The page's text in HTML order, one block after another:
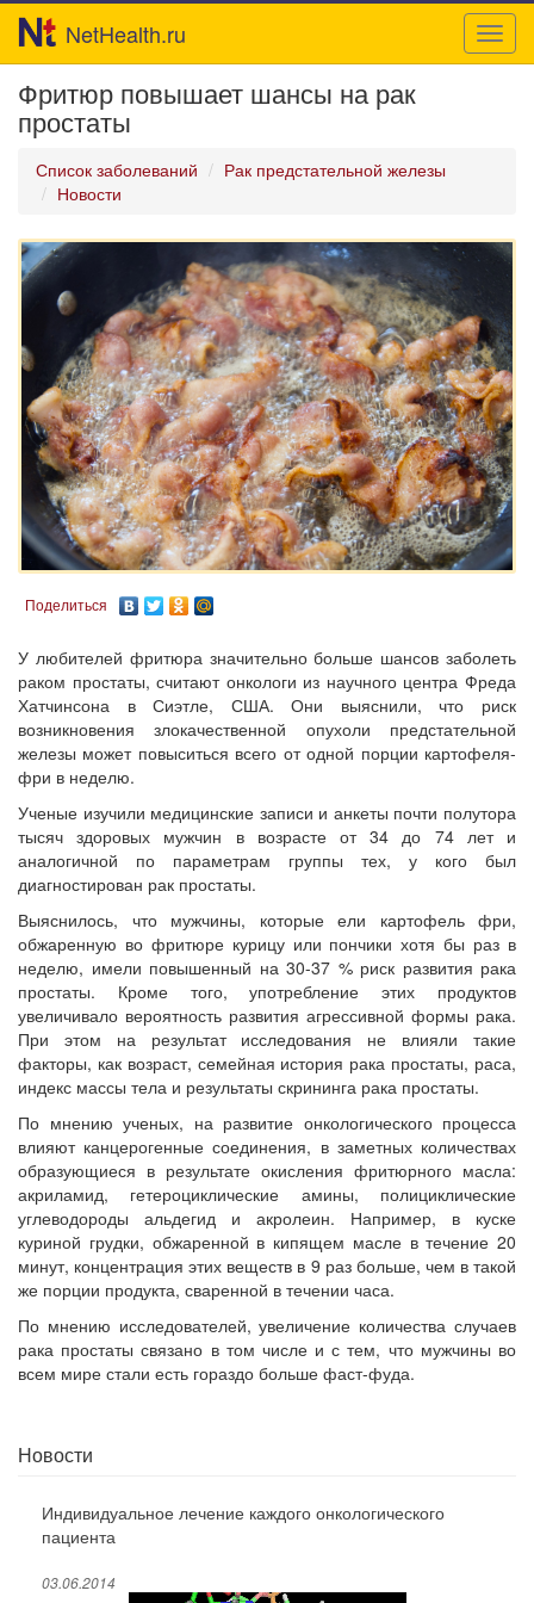
NetHealth.ru
Фритюр повышает шансы на рак
простаты
Список заболеваний
Рак предстательной железы
Новости
Поделиться
У любителей фритюра значительно больше шансов заболеть
раком простаты, считают онкологи из научного центра Фреда
Хатчинсона в Сиэтле, США. Они выяснили, что риск
возникновения злокачественной опухоли предстательной
железы может повыситься всего от одной порции картофеля-
фри в неделю.
Ученые изучили медицинские записи и анкеты почти полутора
тысяч здоровых мужчин в возрасте от 34 до 74 лет и
аналогичной по параметрам группы тех, у кого был
диагностирован рак простаты.
Выяснилось, что мужчины, которые ели картофель фри,
обжаренную во фритюре курицу или пончики хотя бы раз в
неделю, имели повышенный на 30-37 % риск развития рака
простаты. Кроме того, употребление этих продуктов
увеличивало вероятность развития агрессивной формы рака.
При этом на результат исследования не влияли такие
факторы, как возраст, семейная история рака простаты, раса,
индекс массы тела и результаты скрининга рака простаты.
По мнению ученых, на развитие онкологического процесса
влияют канцерогенные соединения, в заметных количествах
образующиеся в результате окисления фритюрного масла:
акриламид, гетероциклические амины, полициклические
углеводороды альдегид и акролеин. Например, в куске
куриной грудки, обжаренной в кипящем масле в течение 20
минут, концентрация этих веществ в 9 раз больше, чем в такой
же порции продукта, сваренной в течении часа.
По мнению исследователей, увеличение количества случаев
рака простаты связано в том числе и с тем, что мужчины во
всем мире стали есть гораздо больше фаст-фуда.
Новости
Индивидуальное лечение каждого онкологического
пациента
03.06.2014